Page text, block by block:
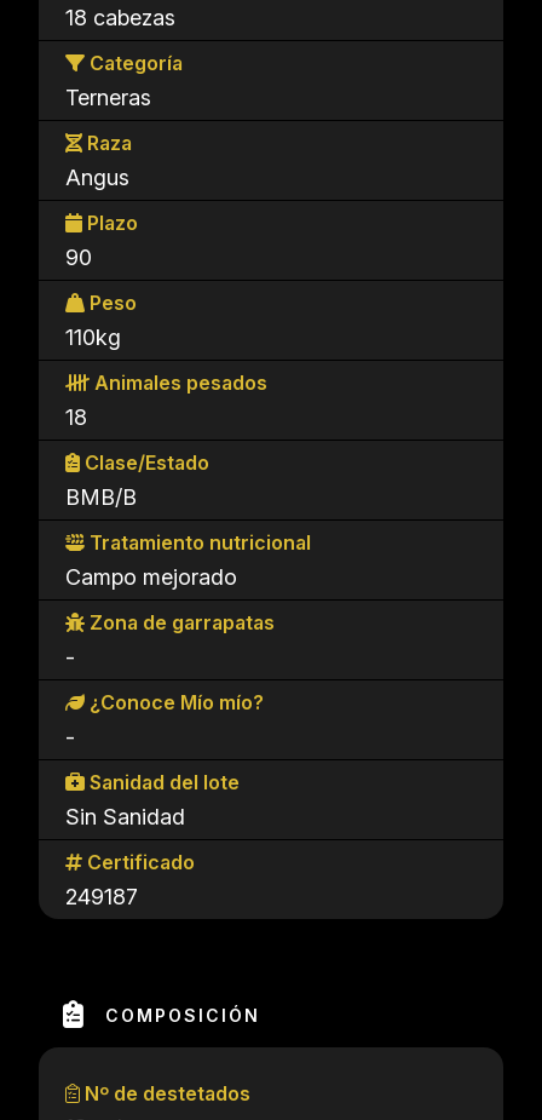
18 cabezas
Categoría
Terneras
Raza
Angus
Plazo
90
Peso
110kg
Animales pesados
18
Clase/Estado
BMB/B
Tratamiento nutricional
Campo mejorado
Zona de garrapatas
-
¿Conoce Mío mío?
-
Sanidad del lote
Sin Sanidad
Certificado
249187
COMPOSICIÓN
Nº de destetados